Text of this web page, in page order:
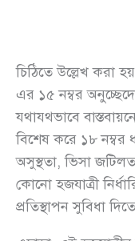
চিঠিতে উল্লেখ করা
এর ১৫ নম্বর
যথাযথভাবে
বিশেষ করে ১৮ নম্বর
অসুস্থতা, ভিসা
কোনো হজযাত্রী
প্রতিস্থাপন সুবিধা